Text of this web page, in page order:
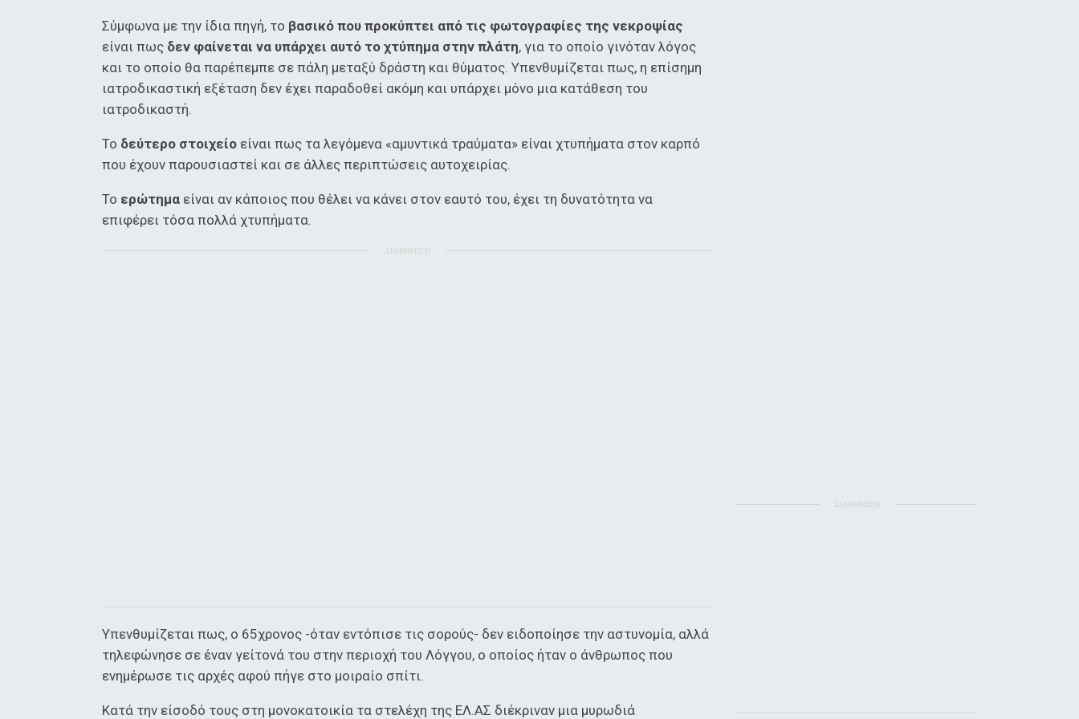
Σύμφωνα με την ίδια πηγή, το βασικό που προκύπτει από τις φωτογραφίες της νεκροψίας
είναι πως δεν φαίνεται να υπάρχει αυτό το χτύπημα στην πλάτη, για το οποίο γινόταν λόγος
και το οποίο θα παρέπεμπε σε πάλη μεταξύ δράστη και θύματος. Υπενθυμίζεται πως, η επίσημη
ιατροδικαστική εξέταση δεν έχει παραδοθεί ακόμη και υπάρχει μόνο μια κατάθεση του
ιατροδικαστή.
Το δεύτερο στοιχείο είναι πως τα λεγόμενα «αμυντικά τραύματα» είναι χτυπήματα στον καρπό
που έχουν παρουσιαστεί και σε άλλες περιπτώσεις αυτοχειρίας.
Το ερώτημα είναι αν κάποιος που θέλει να κάνει στον εαυτό του, έχει τη δυνατότητα να
επιφέρει τόσα πολλά χτυπήματα.
ΔΙΑΦΗΜΙΣΗ
Υπενθυμίζεται πως, ο 65χρονος -όταν εντόπισε τις σορούς- δεν ειδοποίησε την αστυνομία, αλλά
τηλεφώνησε σε έναν γείτονά του στην περιοχή του Λόγγου, ο οποίος ήταν ο άνθρωπος που
ενημέρωσε τις αρχές αφού πήγε στο μοιραίο σπίτι.
Κατά την είσοδό τους στη μονοκατοικία τα στελέχη της ΕΛ.ΑΣ διέκριναν μια μυρωδιά
ΔΙΑΦΗΜΙΣΗ